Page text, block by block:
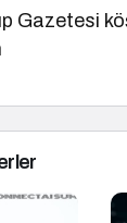
Gazetesi